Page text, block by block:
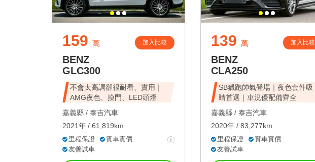
159 萬 加入比較
BENZ
GLC300
不會太高調卻很耐看、實用｜
AMG夜色、摸門、LED頭燈
嘉義縣 / 泰吉汽車
2021年 / 61,819km
里程保證
實車實價
友善試車
139 萬 加入比較
BENZ
CLA250
SB獵跑帥氣登場｜夜色套件吸
睛首選｜車況優配備齊全
嘉義縣 / 泰吉汽車
2020年 / 83,277km
里程保證
實車實價
友善試車